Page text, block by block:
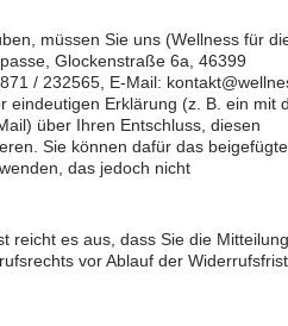
müssen Sie uns (Wellness für
Glockenstraße 6a, 46399
/ 232565, E-Mail:
eindeutigen Erklärung (z. B. ein mit
über Ihren Entschluss, diesen
Sie können dafür das beigefügte
das jedoch nicht
reicht es aus, dass Sie die Mitteilung
vor Ablauf der Widerrufsfrist